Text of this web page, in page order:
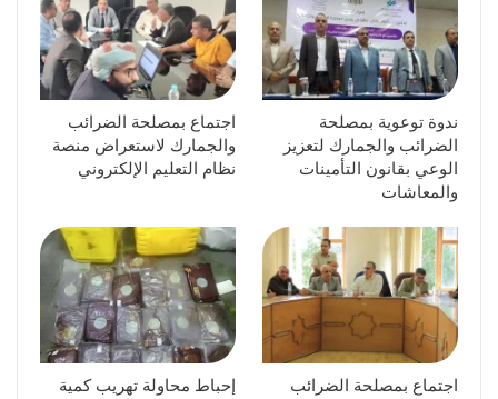
ندوة توعوية بمصلحة
الضرائب والجمارك لتعزيز
الوعي بقانون التأمينات
والمعاشات
اجتماع بمصلحة الضرائب
والجمارك لاستعراض منصة
نظام التعليم الإلكتروني
اجتماع بمصلحة الضرائب
إحباط محاولة تهريب كمية